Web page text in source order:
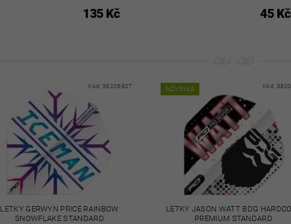
135 Kč 45 Kč
Kód: 38206827
LETKY GERWYN PRICE RAINBOW
SNOWFLAKE STANDARD
NOVINKA Kód:
LETKY JASON WATT BDG
PREMIUM STANDARD